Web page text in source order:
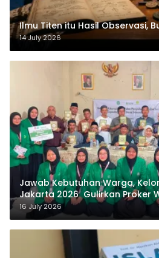
Ilmu Titen itu Hasil Observasi,
14 July 2026
Jawab Kebutuhan Warga,
Jakarta 2026 Gulirkan Proker
Sukamanah
16 July 2026